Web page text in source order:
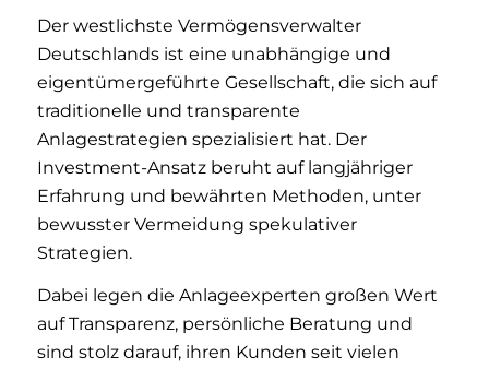
Der westlichste Vermögensverwalter
Deutschlands ist eine unabhängige und
eigentümergeführte Gesellschaft, die sich auf
traditionelle und transparente
Anlagestrategien spezialisiert hat. Der
Investment-Ansatz beruht auf langjähriger
Erfahrung und bewährten Methoden, unter
bewusster Vermeidung spekulativer
Strategien.
Dabei legen die Anlageexperten großen Wert
auf Transparenz, persönliche Beratung und
sind stolz darauf, ihren Kunden seit vielen